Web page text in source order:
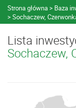
Strona główna Baza
Sochaczew,
Lista